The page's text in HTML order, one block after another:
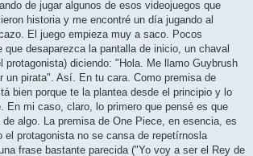
de jugar algunos de esos videojuegos que
historia y me encontré un día jugando al
El juego empieza muy a saco. Pocos
que desaparezca la pantalla de inicio, un chaval
protagonista) diciendo: "Hola. Me llamo Guybrush
un pirata". Así. En tu cara. Como premisa de
bien porque te la plantea desde el principio y lo
En mi caso, claro, lo primero que pensé es que
algo. La premisa de One Piece, en esencia, es
el protagonista no se cansa de repetírnosla
frase bastante parecida ("Yo voy a ser el Rey de